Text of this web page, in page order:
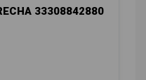
33308842880